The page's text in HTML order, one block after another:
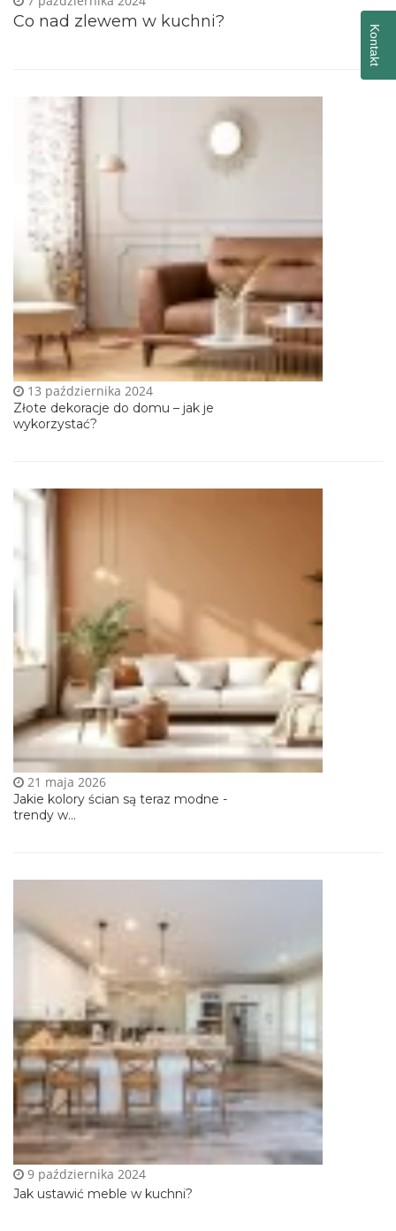
Co nad zlewem w kuchni?
Złote dekoracje do domu – jak je
wykorzystać?
13 października 2024
Jakie kolory ścian są teraz modne -
trendy w...
21 maja 2026
Jak ustawić meble w kuchni?
9 października 2024
Kontakt